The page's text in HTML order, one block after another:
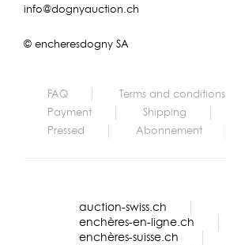
info@dognyauction.ch
© encheresdogny SA
FAQ
Terms and conditions
Payment
Shipping
Pressed
Abonnement
auction-swiss.ch
enchères-en-ligne.ch
enchères-suisse.ch